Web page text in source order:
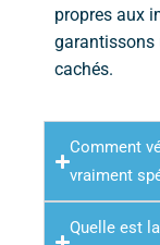
propres aux
garantissons
cachés.
Comment
vraiment
Quelle est